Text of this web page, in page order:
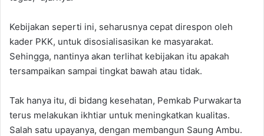
Kebijakan seperti ini, seharusnya cepat direspon oleh
kader PKK, untuk disosialisasikan ke masyarakat.
Sehingga, nantinya akan terlihat kebijakan itu apakah
tersampaikan sampai tingkat bawah atau tidak.
Tak hanya itu, di bidang kesehatan, Pemkab Purwakarta
terus melakukan ikhtiar untuk meningkatkan kualitas.
Salah satu upayanya, dengan membangun Saung Ambu.